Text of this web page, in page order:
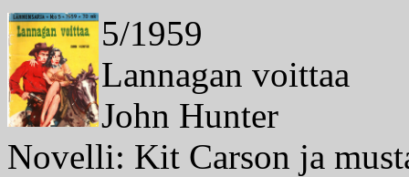
5/1959
Lannagan voittaa
John Hunter
Novelli: Kit Carson ja